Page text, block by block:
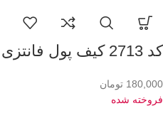
کد 2713 کیف پول فانتزی طرح گربه
180,000 تومان
فروخته شده